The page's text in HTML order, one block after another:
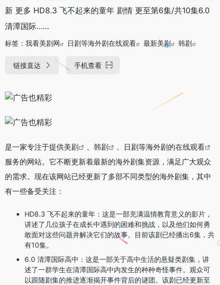
新 更多 HD8.3 飞不起来的童年 剧情 更至第6集/共10集6.0
清潭国际……
标签： 我看美剧网 日剧等海外剧在线观看 最新美剧 韩剧
链接直达 手机查看
是一家专注于提供美剧 、 韩剧 、日剧等海外剧的在线观看
服务的网站。它不断更新着最新的海外剧集资源，满足广大观众
的需求。现在该网站已经更新了多部不同类型的海外剧集，其中
有一些备受关注：
HD8.3 飞不起来的童年：这是一部充满温情教育意义的影片，
讲述了几位孩子在成长中遇到的困难和挑战，以及他们如何勇
敢面对这些问题并解决它们的故事。目前该剧已经播出6集，共
有10集。
6.0 清潭国际高中：这是一部关于高中生活的悬疑类剧集，讲
述了一群学生在清潭国际高中内发生的种种奇怪事件。观众可
以跟随剧集的推进逐渐揭开事件背后的谜团。该剧已经更新至